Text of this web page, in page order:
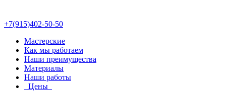
+7(915)402-50-50
Мастерские
Как мы работаем
Наши преимущества
Материалы
Наши работы
Цены